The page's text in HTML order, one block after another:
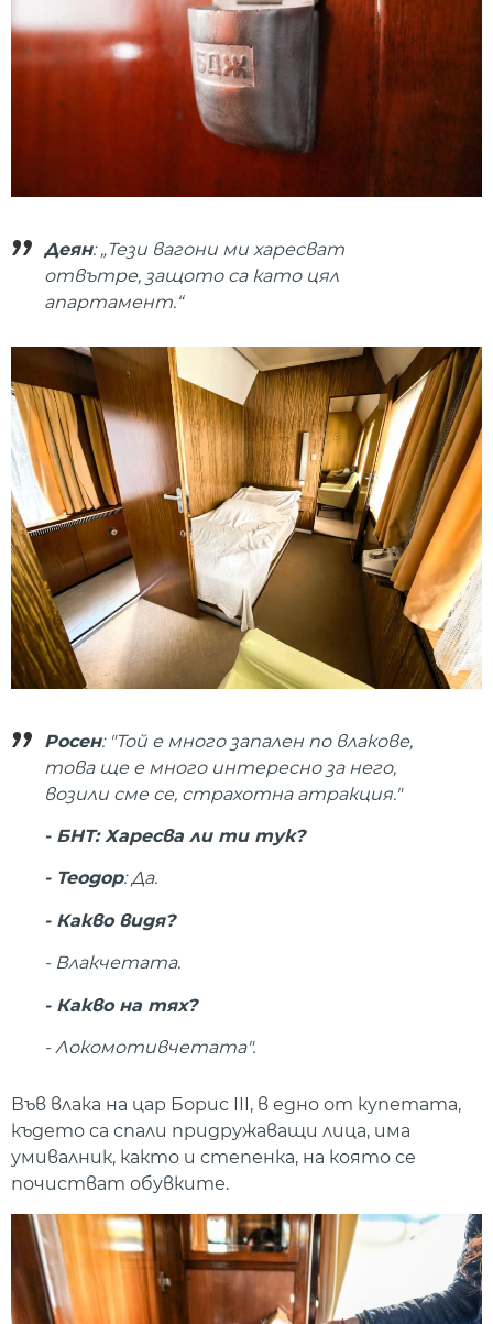
Деян: „Тези вагони ми харесват
отвътре, защото са като цял
апартамент.“
Росен: "Той е много запален по влакове,
това ще е много интересно за него,
возили сме се, страхотна атракция."
- БНТ: Харесва ли ти тук?
- Теодор: Да.
- Какво видя?
- Влакчетата.
- Какво на тях?
- Локомотивчетата".
Във влака на цар Борис III, в едно от купетата,
където са спали придружаващи лица, има
умивалник, както и степенка, на която се
почистват обувките.